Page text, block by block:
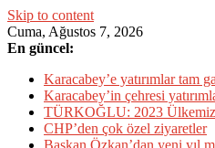
Skip to content
Cuma, Ağustos 7, 2026
En güncel:
Karacabey’e yatırımlar tam
Karacabey’in çehresi
TÜRKOĞLU: 2023
CHP’den çok özel ziyaretler
Başkan Özkan’dan yeni yıl